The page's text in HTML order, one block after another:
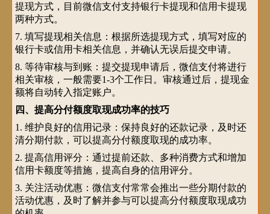
提现方式，目前微信支付支持银行卡提现和信用卡提现
两种方式。
7. 填写提现相关信息：根据所选提现方式，填写对应的
银行卡或信用卡相关信息，并确认无误后提交申请。
8. 等待审核与到账：提交提现申请后，微信支付将进行
相关审核，一般需要1-3个工作日。审核通过后，提现金
额将自动转入指定账户。
四、提高分付额度取现成功率的技巧
1. 维护良好的信用记录：保持良好的还款记录，及时还
清分期付款，可以提高分付额度取现的成功率。
2. 提高信用评分：通过提前还款、多种消费方式和增加
信用卡额度等措施，提高自身的信用评分。
3. 关注活动优惠：微信支付常常会推出一些分期付款的
活动优惠，及时了解并参与可以提高分付额度取现成功